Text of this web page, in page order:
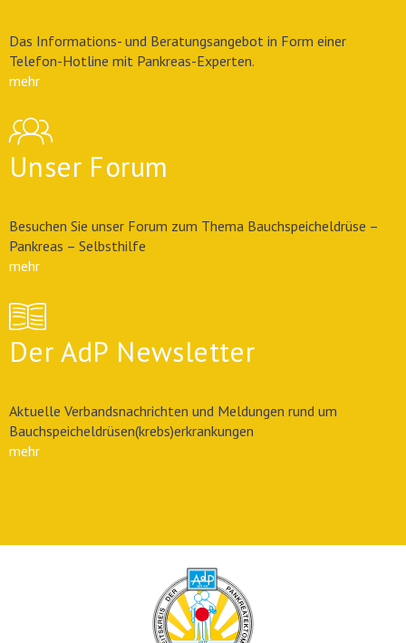
Das Informations- und Beratungsangebot in Form einer
Telefon-Hotline mit Pankreas-Experten.
mehr
Unser Forum
Besuchen Sie unser Forum zum Thema Bauchspeicheldrüse –
Pankreas – Selbsthilfe
mehr
Der AdP Newsletter
Aktuelle Verbandsnachrichten und Meldungen rund um
Bauchspeicheldrüsen(krebs)erkrankungen
mehr